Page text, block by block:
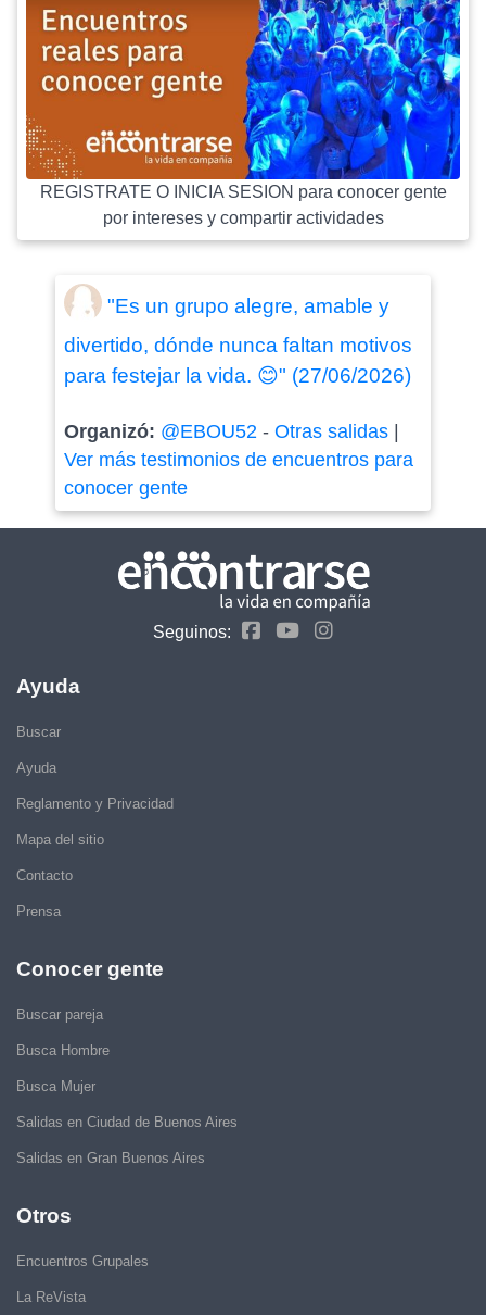
REGISTRATE O INICIA SESION para conocer gente
por intereses y compartir actividades
"Es un grupo alegre, amable y
divertido, dónde nunca faltan motivos
para festejar la vida. 😊" (27/06/2026)
Organizó: @EBOU52- Otras salidas|
Ver más testimonios de encuentros para
conocer gente
Seguinos:
Ayuda
Buscar
Ayuda
Reglamento y Privacidad
Mapa del sitio
Contacto
Prensa
Conocer gente
Buscar pareja
Busca Hombre
Busca Mujer
Salidas en Ciudad de Buenos Aires
Salidas en Gran Buenos Aires
Otros
Encuentros Grupales
La ReVista